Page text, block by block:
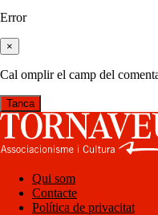
Error
×
Cal omplir el camp del
Tanca
Qui som
Contacte
Política de privacitat